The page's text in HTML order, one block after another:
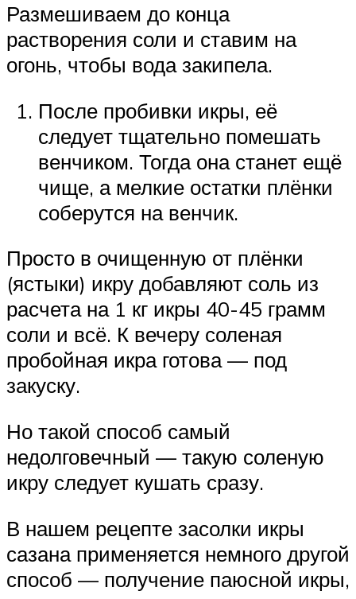
Размешиваем до конца
растворения соли и ставим на
огонь, чтобы вода закипела.
После пробивки икры, её
следует тщательно помешать
венчиком. Тогда она станет ещё
чище, а мелкие остатки плёнки
соберутся на венчик.
Просто в очищенную от плёнки
(ястыки) икру добавляют соль из
расчета на 1 кг икры 40-45 грамм
соли и всё. К вечеру соленая
пробойная икра готова — под
закуску.
Но такой способ самый
недолговечный — такую соленую
икру следует кушать сразу.
В нашем рецепте засолки икры
сазана применяется немного другой
способ — получение паюсной икры,